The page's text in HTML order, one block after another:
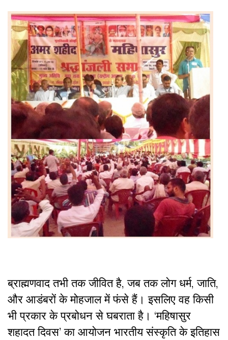
ब्राह्मणवाद तभी तक जीवित है, जब तक लोग धर्म, जाति,
और आडंबरों के मोहजाल में फंसे हैं। इसलिए वह किसी
भी प्रकार के प्रबोधन से घबराता है। ‘महिषासुर
शहादत दिवस’ का आयोजन भारतीय संस्कृति के इतिहास